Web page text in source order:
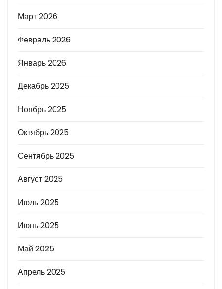
Март 2026
Февраль 2026
Январь 2026
Декабрь 2025
Ноябрь 2025
Октябрь 2025
Сентябрь 2025
Август 2025
Июль 2025
Июнь 2025
Май 2025
Апрель 2025